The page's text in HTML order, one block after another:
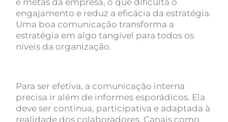
e metas da empresa, o que dificulta o
engajamento e reduz a eficácia da estratégia.
Uma boa comunicação transforma a
estratégia em algo tangível para todos os
níveis da organização.
Para ser efetiva, a comunicação interna
precisa ir além de informes esporádicos. Ela
deve ser contínua, participativa e adaptada à
realidade dos colaboradores. Canais como